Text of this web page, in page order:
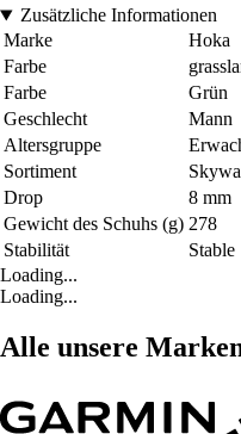
Zusätzliche Informationen
Marke
Hoka
Farbe
Farbe
Grün
Geschlecht
Mann
Altersgruppe
Sortiment
Drop
8 mm
Gewicht des Schuhs (g) 278
Stabilität
Stable
Loading...
Loading...
Alle unsere